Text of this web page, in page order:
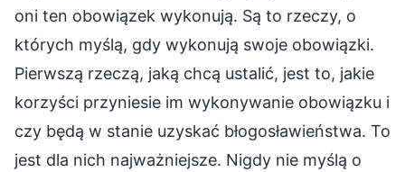
oni ten obowiązek wykonują. Są to rzeczy, o
których myślą, gdy wykonują swoje obowiązki.
Pierwszą rzeczą, jaką chcą ustalić, jest to, jakie
korzyści przyniesie im wykonywanie obowiązku i
czy będą w stanie uzyskać błogosławieństwa. To
jest dla nich najważniejsze. Nigdy nie myślą o